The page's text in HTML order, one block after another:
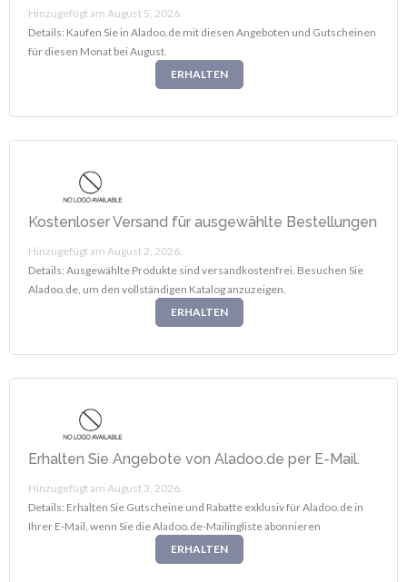
Hinzugefügt am August 5, 2026.
Details: Kaufen Sie in Aladoo.de mit diesen Angeboten und Gutscheinen
für diesen Monat bei August.
ERHALTEN
Kostenloser Versand für ausgewählte Bestellungen
Hinzugefügt am August 2, 2026.
Details: Ausgewählte Produkte sind versandkostenfrei. Besuchen Sie
Aladoo.de, um den vollständigen Katalog anzuzeigen.
ERHALTEN
Erhalten Sie Angebote von Aladoo.de per E-Mail.
Hinzugefügt am August 3, 2026.
Details: Erhalten Sie Gutscheine und Rabatte exklusiv für Aladoo.de in
Ihrer E-Mail, wenn Sie die Aladoo.de-Mailingliste abonnieren
ERHALTEN